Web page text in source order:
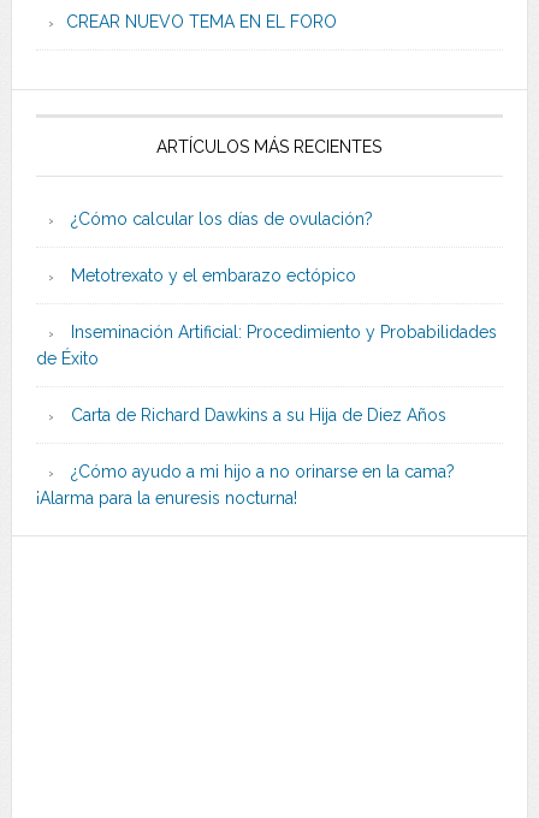
CREAR NUEVO TEMA EN EL FORO
ARTÍCULOS MÁS RECIENTES
¿Cómo calcular los días de ovulación?
Metotrexato y el embarazo ectópico
Inseminación Artificial: Procedimiento y Probabilidades
de Éxito
Carta de Richard Dawkins a su Hija de Diez Años
¿Cómo ayudo a mi hijo a no orinarse en la cama?
¡Alarma para la enuresis nocturna!